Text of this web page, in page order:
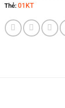
Thẻ: 01KT